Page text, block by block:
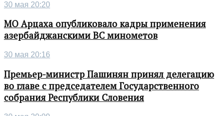
30 мая 20:20
МО Арцаха опубликовало кадры применения
азербайджанскими ВС минометов
30 мая 20:16
Премьер-министр Пашинян принял делегацию
во главе с председателем Государственного
собрания Республики Словения